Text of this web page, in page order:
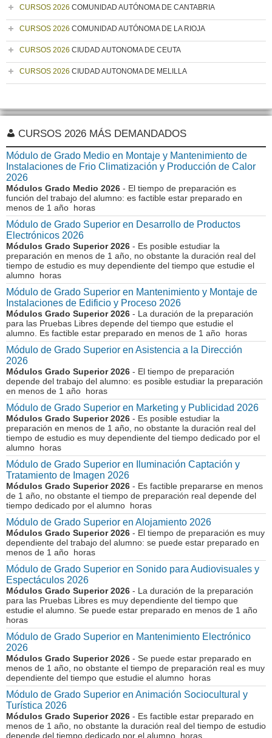
CURSOS 2026 COMUNIDAD AUTÓNOMA DE CANTABRIA
CURSOS 2026 COMUNIDAD AUTÓNOMA DE LA RIOJA
CURSOS 2026 CIUDAD AUTONOMA DE CEUTA
CURSOS 2026 CIUDAD AUTONOMA DE MELILLA
CURSOS 2026 MÁS DEMANDADOS
Módulo de Grado Medio en Montaje y Mantenimiento de
Instalaciones de Frio Climatización y Producción de Calor
2026
Módulos Grado Medio 2026 - El tiempo de preparación es
función del trabajo del alumno: es factible estar preparado en
menos de 1 año horas
Módulo de Grado Superior en Desarrollo de Productos
Electrónicos 2026
Módulos Grado Superior 2026 - Es posible estudiar la
preparación en menos de 1 año, no obstante la duración real del
tiempo de estudio es muy dependiente del tiempo que estudie el
alumno horas
Módulo de Grado Superior en Mantenimiento y Montaje de
Instalaciones de Edificio y Proceso 2026
Módulos Grado Superior 2026 - La duración de la preparación
para las Pruebas Libres depende del tiempo que estudie el
alumno. Es factible estar preparado en menos de 1 año horas
Módulo de Grado Superior en Asistencia a la Dirección
2026
Módulos Grado Superior 2026 - El tiempo de preparación
depende del trabajo del alumno: es posible estudiar la preparación
en menos de 1 año horas
Módulo de Grado Superior en Marketing y Publicidad 2026
Módulos Grado Superior 2026 - Es posible estudiar la
preparación en menos de 1 año, no obstante la duración real del
tiempo de estudio es muy dependiente del tiempo dedicado por el
alumno horas
Módulo de Grado Superior en Iluminación Captación y
Tratamiento de Imagen 2026
Módulos Grado Superior 2026 - Es factible prepararse en menos
de 1 año, no obstante el tiempo de preparación real depende del
tiempo dedicado por el alumno horas
Módulo de Grado Superior en Alojamiento 2026
Módulos Grado Superior 2026 - El tiempo de preparación es muy
dependiente del trabajo del alumno: se puede estar preparado en
menos de 1 año horas
Módulo de Grado Superior en Sonido para Audiovisuales y
Espectáculos 2026
Módulos Grado Superior 2026 - La duración de la preparación
para las Pruebas Libres es muy dependiente del tiempo que
estudie el alumno. Se puede estar preparado en menos de 1 año
horas
Módulo de Grado Superior en Mantenimiento Electrónico
2026
Módulos Grado Superior 2026 - Se puede estar preparado en
menos de 1 año, no obstante el tiempo de preparación real es muy
dependiente del tiempo que estudie el alumno horas
Módulo de Grado Superior en Animación Sociocultural y
Turística 2026
Módulos Grado Superior 2026 - Es factible estar preparado en
menos de 1 año, no obstante la duración real del tiempo de estudio
depende del tiempo dedicado por el alumno horas